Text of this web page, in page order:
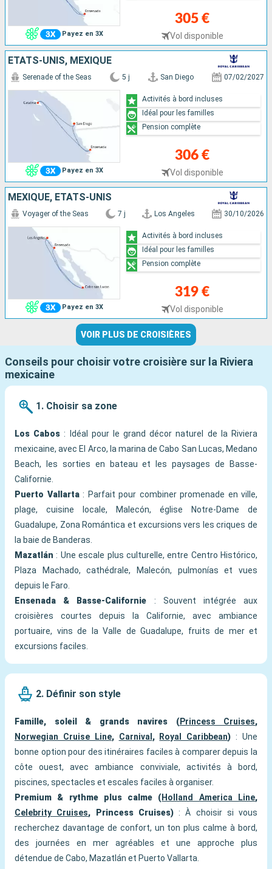
Payez en 3X
305 €
Vol disponible
ÉTATS-UNIS, MEXIQUE
Payez en 3X
Serenade of the Seas 5 j San Diego 07/02/2027
306 €
Vol disponible
Activités à bord incluses
Idéal pour les familles
Pension complète
MEXIQUE, ÉTATS-UNIS
Payez en 3X
Voyager of the Seas 7 j Los Angeles 30/10/2026
319 €
Vol disponible
Activités à bord incluses
Idéal pour les familles
Pension complète
VOIR PLUS DE CROISIÈRES
Conseils pour choisir votre croisière sur la Riviera
mexicaine
1. Choisir sa zone
Los Cabos : Idéal pour le grand décor naturel de la Riviera
mexicaine, avec El Arco, la marina de Cabo San Lucas, Medano
Beach, les sorties en bateau et les paysages de Basse-
Californie.
Puerto Vallarta: Parfait pour combiner promenade en ville,
plage, cuisine locale, Malecón, église Notre-Dame de
Guadalupe, Zona Romántica et excursions vers les criques de
la baie de Banderas.
Mazatlán : Une escale plus culturelle, entre Centro Histórico,
Plaza Machado, cathédrale, Malecón, pulmonías et vues
depuis le Faro.
Ensenada & Basse-Californie : Souvent intégrée aux
croisières courtes depuis la Californie, avec ambiance
portuaire, vins de la Valle de Guadalupe, fruits de mer et
excursions faciles.
2. Définir son style
Famille, soleil & grands navires (Princess Cruises,
Norwegian Cruise Line, Carnival , Royal Caribbean) : Une
bonne option pour des itinéraires faciles à comparer depuis la
côte ouest, avec ambiance conviviale, activités à bord,
piscines, spectacles et escales faciles à organiser.
Premium & rythme plus calme (Holland America Line,
Celebrity Cruises, Princess Cruises): À choisir si vous
recherchez davantage de confort, un ton plus calme à bord,
des journées en mer agréables et une approche plus
détendue de Cabo, Mazatlán et Puerto Vallarta.